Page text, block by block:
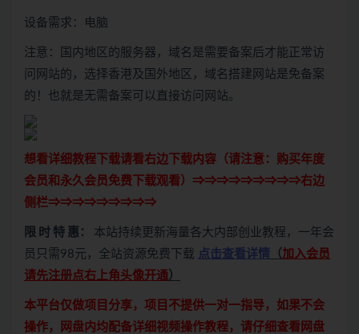
设备需求：电脑
注意：国内地区的服务器，域名是需要备案后才能正常访
问网站的，选择香港及国外地区，域名搭建网站是免备案
的！也就是无需备案可以直接访问网站。
想看详细教程下载请看右边下载内容（请注意： 购买年度
会员和永久会员免费下载观看）⇒⇒⇒⇒⇒⇒⇒⇒⇒右边
侧栏⇒⇒⇒⇒⇒⇒⇒⇒⇒
限 时 特 惠： 本站持续更新海量各大内部创业教程，一年会
员只需98元，全站资源免费下载 点击查看详情 （加入会员
请先注册点右上角头像开通）
本平台仅做项目分享，项目不提供一对一指导，如果不会
操作，网盘内均配备详细视频操作教程，请仔细查看网盘